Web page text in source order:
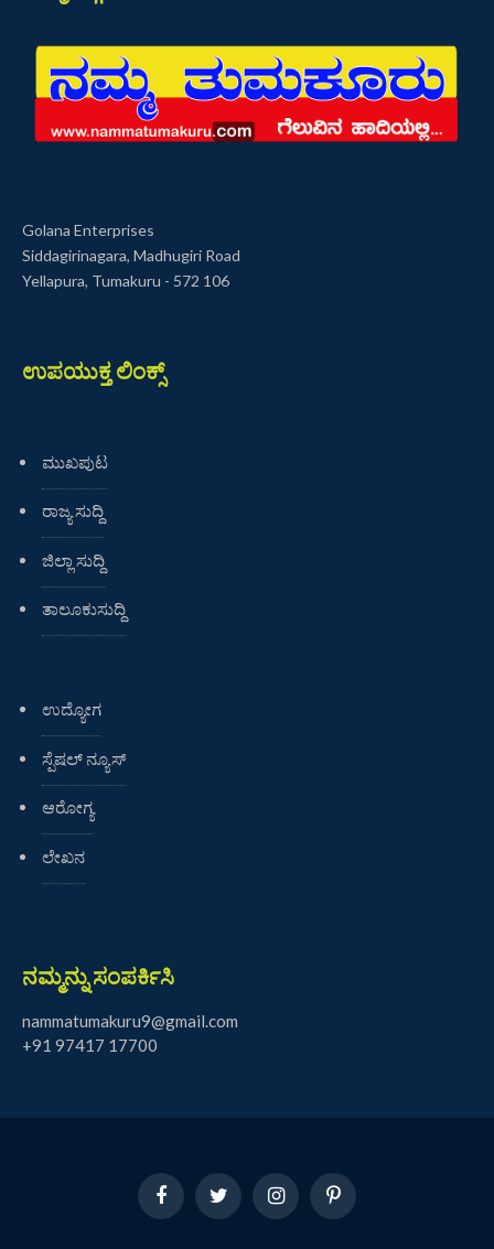
Golana Enterprises
Siddagirinagara, Madhugiri Road
Yellapura, Tumakuru - 572 106
ಉಪಯುಕ್ತ ಲಿಂಕ್ಸ್
ಮುಖಪುಟ
ರಾಜ್ಯ ಸುದ್ದಿ
ಜಿಲ್ಲಾ ಸುದ್ದಿ
ತಾಲೂಕುಸುದ್ದಿ
ಉದ್ಯೋಗ
ಸ್ಪೆಷಲ್ ನ್ಯೂಸ್
ಆರೋಗ್ಯ
ಲೇಖನ
ನಮ್ಮನ್ನು ಸಂಪರ್ಕಿಸಿ
nammatumakuru9@gmail.com
+91 97417 17700
FacebookTwitter InstagramPinterest